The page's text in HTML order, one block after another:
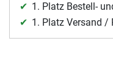
1. Platz Bestell-
1. Platz Versand /